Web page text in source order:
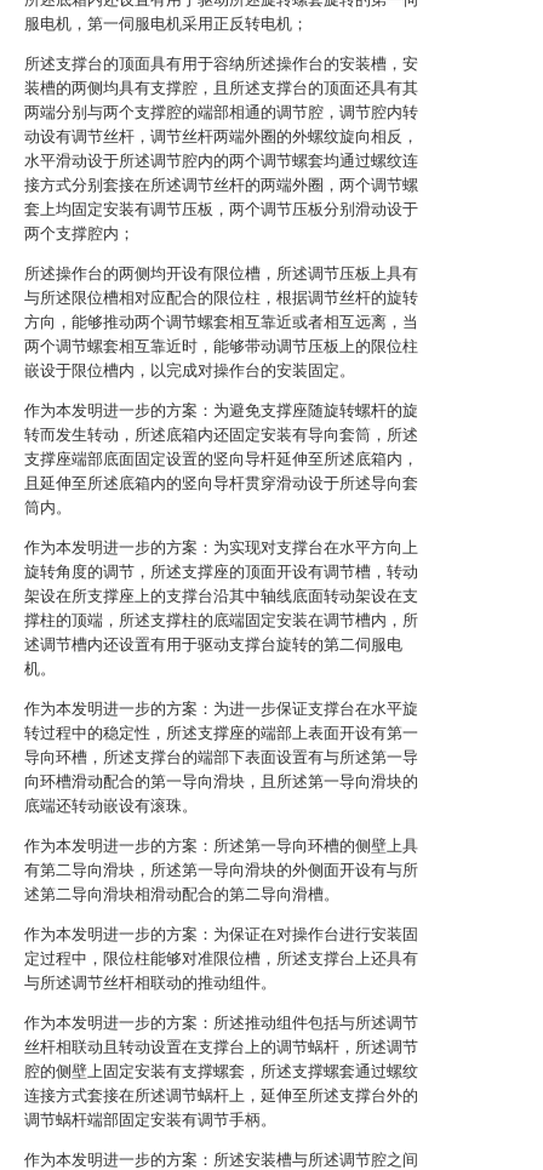
服电机，第一伺服电机采用正反转电机；
所述支撑台的顶面具有用于容纳所述操作台的安装槽，安
装槽的两侧均具有支撑腔，且所述支撑台的顶面还具有其
两端分别与两个支撑腔的端部相通的调节腔，调节腔内转
动设有调节丝杆，调节丝杆两端外圈的外螺纹旋向相反，
水平滑动设于所述调节腔内的两个调节螺套均通过螺纹连
接方式分别套接在所述调节丝杆的两端外圈，两个调节螺
套上均固定安装有调节压板，两个调节压板分别滑动设于
两个支撑腔内；
所述操作台的两侧均开设有限位槽，所述调节压板上具有
与所述限位槽相对应配合的限位柱，根据调节丝杆的旋转
方向，能够推动两个调节螺套相互靠近或者相互远离，当
两个调节螺套相互靠近时，能够带动调节压板上的限位柱
嵌设于限位槽内，以完成对操作台的安装固定。
作为本发明进一步的方案：为避免支撑座随旋转螺杆的旋
转而发生转动，所述底箱内还固定安装有导向套筒，所述
支撑座端部底面固定设置的竖向导杆延伸至所述底箱内，
且延伸至所述底箱内的竖向导杆贯穿滑动设于所述导向套
筒内。
作为本发明进一步的方案：为实现对支撑台在水平方向上
旋转角度的调节，所述支撑座的顶面开设有调节槽，转动
架设在所支撑座上的支撑台沿其中轴线底面转动架设在支
撑柱的顶端，所述支撑柱的底端固定安装在调节槽内，所
述调节槽内还设置有用于驱动支撑台旋转的第二伺服电
机。
作为本发明进一步的方案：为进一步保证支撑台在水平旋
转过程中的稳定性，所述支撑座的端部上表面开设有第一
导向环槽，所述支撑台的端部下表面设置有与所述第一导
向环槽滑动配合的第一导向滑块，且所述第一导向滑块的
底端还转动嵌设有滚珠。
作为本发明进一步的方案：所述第一导向环槽的侧壁上具
有第二导向滑块，所述第一导向滑块的外侧面开设有与所
述第二导向滑块相滑动配合的第二导向滑槽。
作为本发明进一步的方案：为保证在对操作台进行安装固
定过程中，限位柱能够对准限位槽，所述支撑台上还具有
与所述调节丝杆相联动的推动组件。
作为本发明进一步的方案：所述推动组件包括与所述调节
丝杆相联动且转动设置在支撑台上的调节蜗杆，所述调节
腔的侧壁上固定安装有支撑螺套，所述支撑螺套通过螺纹
连接方式套接在所述调节蜗杆上，延伸至所述支撑台外的
调节蜗杆端部固定安装有调节手柄。
作为本发明进一步的方案：所述安装槽与所述调节腔之间